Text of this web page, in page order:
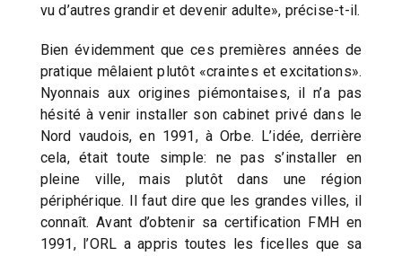
vu d’autres grandir et devenir adulte», précise-t-il.
Bien évidemment que ces premières années de
pratique mêlaient plutôt «craintes et excitations».
Nyonnais aux origines piémontaises, il n’a pas
hésité à venir installer son cabinet privé dans le
Nord vaudois, en 1991, à Orbe. L’idée, derrière
cela, était toute simple: ne pas s’installer en
pleine ville, mais plutôt dans une région
périphérique. Il faut dire que les grandes villes, il
connaît. Avant d’obtenir sa certification FMH en
1991, l’ORL a appris toutes les ficelles que sa